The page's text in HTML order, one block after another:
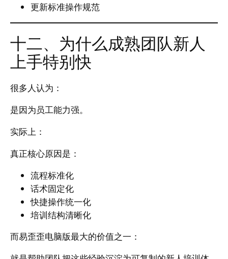
更新标准操作规范
十二、为什么成熟团队新人
上手特别快
很多人认为：
是因为员工能力强。
实际上：
真正核心原因是：
流程标准化
话术固定化
快捷操作统一化
培训结构清晰化
而易歪歪电脑版最大的价值之一：